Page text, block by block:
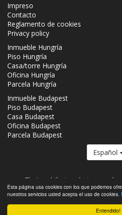
Entendido!
Esta página usa cookies con los que podemos
nuestros servicios usted acepta el uso de cookies.
Impreso
Contacto
Reglamento de cookies
Privacy policy
Inmueble Hungría
Piso Hungría
Casa/torre Hungría
Oficina Hungría
Parcela Hungría
Inmueble Budapest
Piso Budapest
Casa Budapest
Oficina Budapest
Parcela Budapest
Español
The Inmobiliaria.co.hu is a member
Inmuebles que se venden en Hungría -
los derechos